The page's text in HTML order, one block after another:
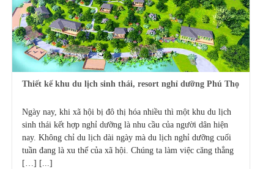
Thiết kế khu du lịch sinh thái, resort nghỉ dưỡng Phú Thọ
Ngày nay, khi xã hội bị đô thị hóa nhiều thì một khu du lịch
sinh thái kết hợp nghỉ dưỡng là nhu cầu của người dân hiện
nay. Không chỉ du lịch dài ngày mà du lịch nghỉ dưỡng cuối
tuần đang là xu thế của xã hội. Chúng ta làm việc căng thẳng
[…] [...]